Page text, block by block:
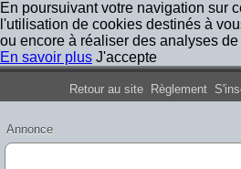
En poursuivant votre navigation sur
l'utilisation de cookies destinés à
ou encore à réaliser des analyses
En savoir plus J'accepte
Forum Iron
Retour au site Règlement
Annonce